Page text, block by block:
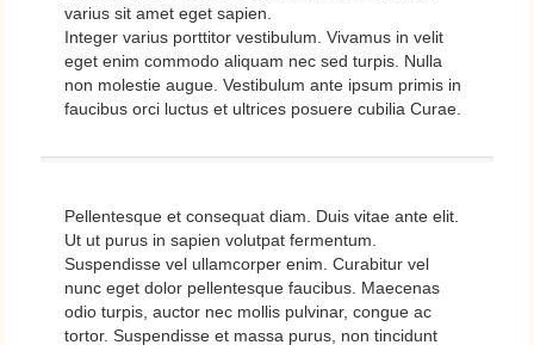
varius sit amet eget sapien.
Integer varius porttitor vestibulum. Vivamus in velit
eget enim commodo aliquam nec sed turpis. Nulla
non molestie augue. Vestibulum ante ipsum primis in
faucibus orci luctus et ultrices posuere cubilia Curae.
Pellentesque et consequat diam. Duis vitae ante elit.
Ut ut purus in sapien volutpat fermentum.
Suspendisse vel ullamcorper enim. Curabitur vel
nunc eget dolor pellentesque faucibus. Maecenas
odio turpis, auctor nec mollis pulvinar, congue ac
tortor. Suspendisse et massa purus, non tincidunt